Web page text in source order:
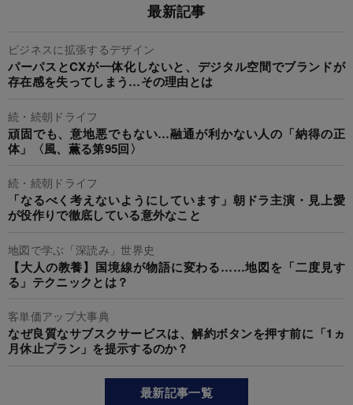
最新記事
ビジネスに拡張するデザイン
パーパスとCXが一体化しないと、デジタル空間でブランドが
存在感を失ってしまう…その理由とは
続・続朝ドライフ
頑固でも、意地悪でもない…融通が利かない人の「納得の正
体」〈風、薫る第95回〉
続・続朝ドライフ
「なるべく考えないようにしています」朝ドラ主演・見上愛
が役作りで徹底している意外なこと
地図で学ぶ「深読み」世界史
【大人の教養】国境線が物語に変わる……地図を「二度見す
る」テクニックとは？
客単価アップ大事典
なぜ良質なサブスクサービスは、解約ボタンを押す前に「1ヵ
月休止プラン」を提示するのか？
最新記事一覧